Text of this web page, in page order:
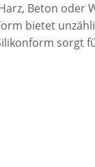
Beton oder
bietet
sorgt